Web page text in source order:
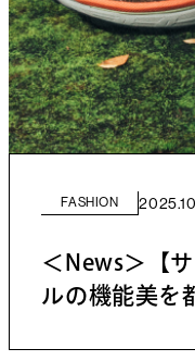
FASHION
＜News＞【
ルの機能美を